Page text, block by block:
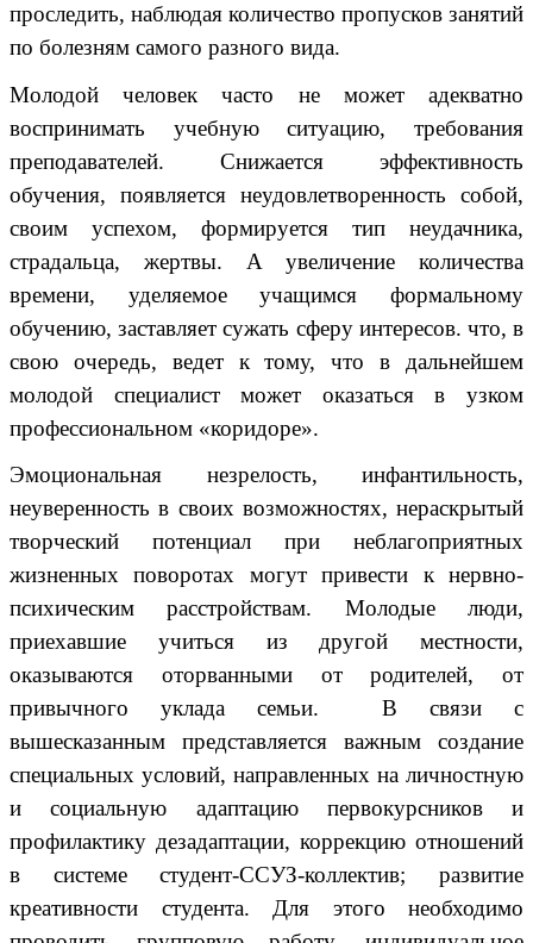
проследить, наблюдая количество пропусков занятий
по болезням самого разного вида.
Молодой человек часто не может адекватно
воспринимать учебную ситуацию, требования
преподавателей. Снижается эффективность
обучения, появляется неудовлетворенность собой,
своим успехом, формируется тип неудачника,
страдальца, жертвы. А увеличение количества
времени, уделяемое учащимся формальному
обучению, заставляет сужать сферу интересов. что, в
свою очередь, ведет к тому, что в дальнейшем
молодой специалист может оказаться в узком
профессиональном «коридоре».
Эмоциональная незрелость, инфантильность,
неуверенность в своих возможностях, нераскрытый
творческий потенциал при неблагоприятных
жизненных поворотах могут привести к нервно-
психическим расстройствам. Молодые люди,
приехавшие учиться из другой местности,
оказываются оторванными от родителей, от
привычного уклада семьи. В связи с
вышесказанным представляется важным создание
специальных условий, направленных на личностную
и социальную адаптацию первокурсников и
профилактику дезадаптации, коррекцию отношений
в системе студент-ССУЗ-коллектив; развитие
креативности студента. Для этого необходимо